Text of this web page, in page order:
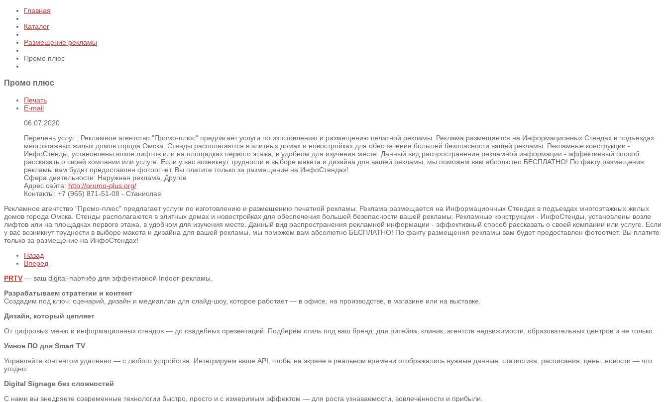
Главная
Каталог
Размещение рекламы
Промо плюс
Промо плюс
Печать
E-mail
06.07.2020
Перечень услуг : Рекламное агентство "Промо-плюс" предлагает услуги по изготовлению и размещению печатной рекламы. Реклама размещается на Информационных Стендах в подъездах
многоэтажных жилых домов города Омска. Стенды располагаются в элитных домах и новостройках для обеспечения большей безопасности вашей рекламы. Рекламные конструкции -
ИнфоСтенды, установлены возле лифтов или на площадках первого этажа, в удобном для изучения месте. Данный вид распространения рекламной информации - эффективный способ
рассказать о своей компании или услуге. Если у вас возникнут трудности в выборе макета и дизайна для вашей рекламы, мы поможем вам абсолютно БЕСПЛАТНО! По факту размещения
рекламы вам будет предоставлен фотоотчет. Вы платите только за размещение на ИнфоСтендах!
Сфера деятельности: Наружная реклама, Другое
Адрес сайта: http://promo-plus.org/
Контакты: +7 (965) 871-51-08 - Станислав
Рекламное агентство "Промо-плюс" предлагает услуги по изготовлению и размещению печатной рекламы. Реклама размещается на Информационных Стендах в подъездах многоэтажных жилых
домов города Омска. Стенды располагаются в элитных домах и новостройках для обеспечения большей безопасности вашей рекламы. Рекламные конструкции - ИнфоСтенды, установлены возле
лифтов или на площадках первого этажа, в удобном для изучения месте. Данный вид распространения рекламной информации - эффективный способ рассказать о своей компании или услуге. Если
у вас возникнут трудности в выборе макета и дизайна для вашей рекламы, мы поможем вам абсолютно БЕСПЛАТНО! По факту размещения рекламы вам будет предоставлен фотоотчет. Вы платите
только за размещение на ИнфоСтендах!
Назад
Вперед
PRTV — ваш digital-партнёр для эффективной Indoor-рекламы.
Разрабатываем стратегии и контент
Создадим под ключ: сценарий, дизайн и медиаплан для слайд-шоу, которое работает — в офисе, на производстве, в магазине или на выставке.
Дизайн, который цепляет
От цифровых меню и информационных стендов — до свадебных презентаций. Подберём стиль под ваш бренд: для ритейла, клиник, агентств недвижимости, образовательных центров и не только.
Умное ПО для Smart TV
Управляйте контентом удалённо — с любого устройства. Интегрируем ваше API, чтобы на экране в реальном времени отображались нужные данные: статистика, расписания, цены, новости — что
угодно.
Digital Signage без сложностей
С нами вы внедряете современные технологии быстро, просто и с измеримым эффектом — для роста узнаваемости, вовлечённости и прибыли.